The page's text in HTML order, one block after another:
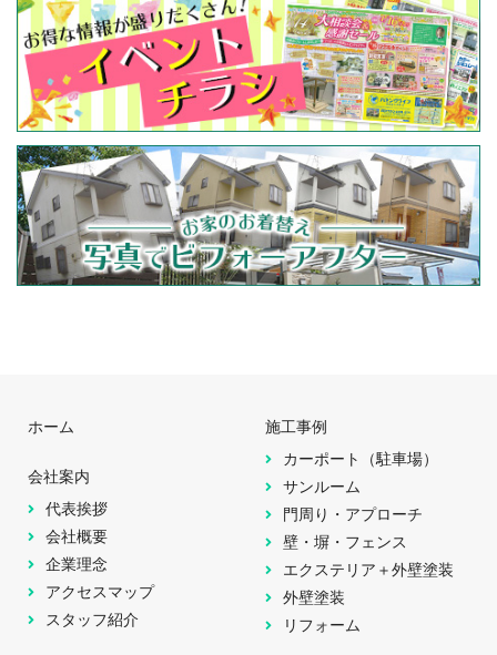
ホーム
会社案内
代表挨拶
会社概要
企業理念
アクセスマップ
スタッフ紹介
施工事例
カーポート（駐車場）
サンルーム
門周り・アプローチ
壁・塀・フェンス
エクステリア＋外壁塗装
外壁塗装
リフォーム